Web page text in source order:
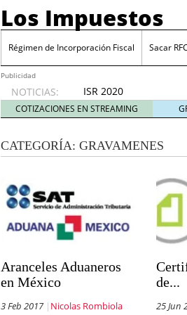
Los Impuestos
Régimen de Incorporación Fiscal Sacar RFC
Publicidad
NOTICIAS:
ISR 2020
diciembre
31, 2019
Sacar RFC ¿Cómo
Cinco industrias
Cuenta financiada
ganar y cómo tributan
Plantilla de vacaciones
tiempo de descanso
Grupak y el análisis de
junio 16, 2026
10 Mejores
COTIZACIONES EN STREAMING
CATEGORÍA: GRAVAMENES
Aranceles Aduaneros
en México
3 Feb 2017 Nicolas Rombiola
de...
25 Jun